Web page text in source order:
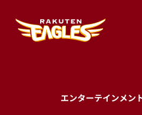
エンターテインメン